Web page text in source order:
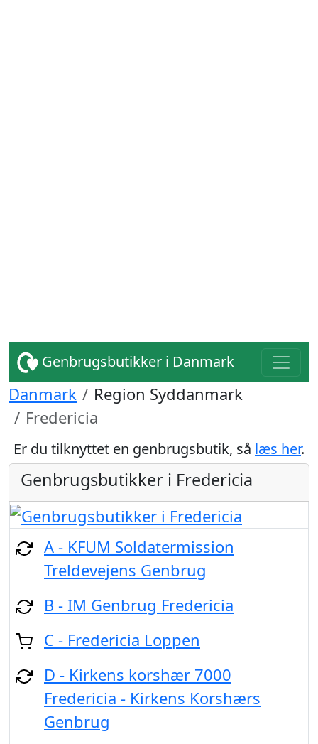
Genbrugsbutikker i Danmark
Danmark
Region Syddanmark
Fredericia
Er du tilknyttet en genbrugsbutik, så læs her.
Genbrugsbutikker i Fredericia
A - KFUM Soldatermission
Treldevejens Genbrug
B - IM Genbrug Fredericia
C - Fredericia Loppen
D - Kirkens korshær 7000
Fredericia - Kirkens Korshærs
Genbrug